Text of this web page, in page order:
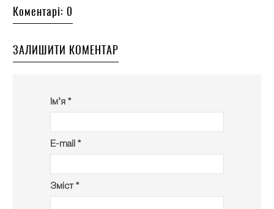
Коментарі: 0
ЗАЛИШИТИ КОМЕНТАР
Ім’я *
E-mail *
Зміст *